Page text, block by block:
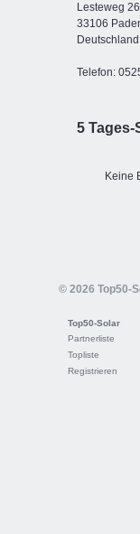
Lesteweg 26
33106
Deutschland
Telefon:
5
Keine
© 2026 Top50-
Top50-Solar
Partnerliste
Topliste
Registrieren